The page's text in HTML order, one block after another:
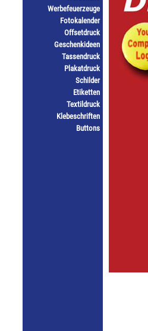
Werbefeuerzeuge
Fotokalender
Offsetdruck
Geschenkideen
Tassendruck
Plakatdruck
Schilder
Etiketten
Textildruck
Klebeschriften
Buttons